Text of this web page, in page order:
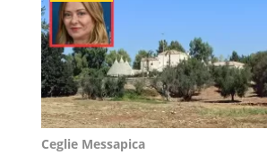
Ceglie Messapica